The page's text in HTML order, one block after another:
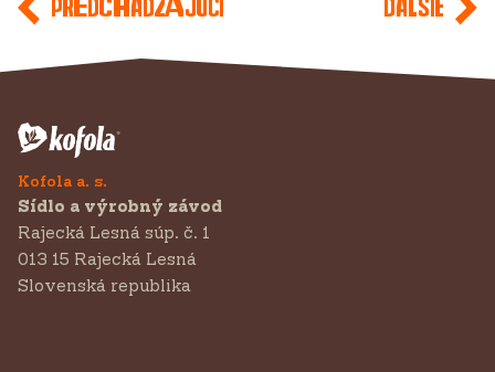
Predchádzajúci Ďalšie
Kofola a. s.
Sídlo a výrobný závod
Rajecká Lesná súp. č. 1
013 15 Rajecká Lesná
Slovenská republika